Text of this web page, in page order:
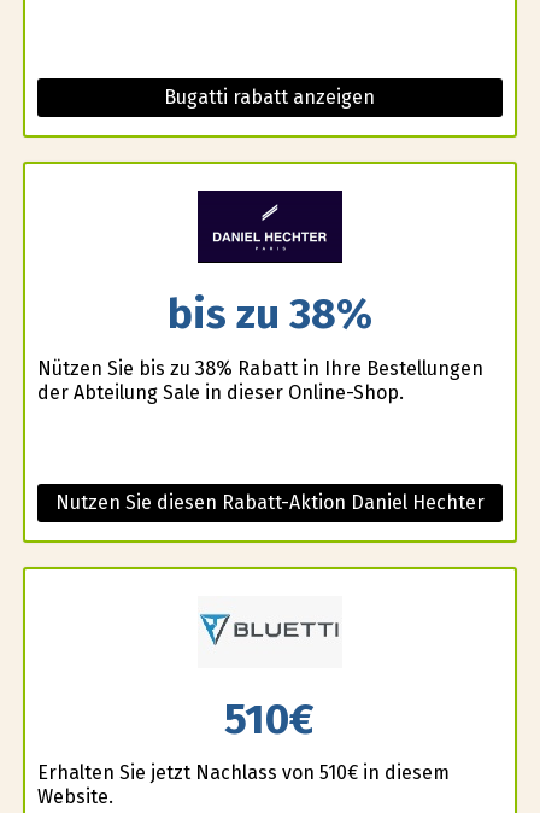
Bugatti rabatt anzeigen
bis zu 38%
Nützen Sie bis zu 38% Rabatt in Ihre Bestellungen
der Abteilung Sale in dieser Online-Shop.
Nutzen Sie diesen Rabatt-Aktion Daniel Hechter
510€
Erhalten Sie jetzt Nachlass von 510€ in diesem
Website.